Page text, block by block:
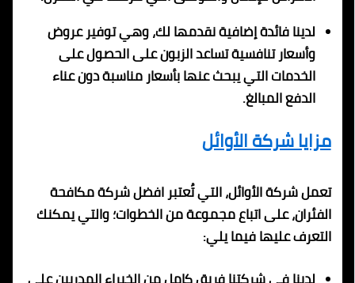
لدينا فائدة إضافية نقدمها لك، وهي توفير عروض
وأسعار تنافسية تساعد الزبون على الحصول على
الخدمات التي يبحث عنها بأسعار مناسبة دون عناء
الدفع المبالغ.
مزايا شركة الأوائل
تعمل شركة الأوائل، التي تُعتبر افضل شركة مكافحة
الفئران، على اتباع مجموعة من الخطوات؛ والتي يمكنك
التعرف عليها فيما يلي: